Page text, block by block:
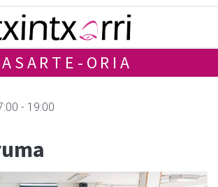
ORIA
- 19:00